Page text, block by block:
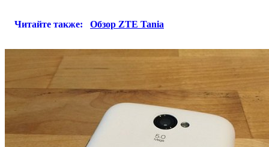
Читайте также: Обзор ZTE Tania